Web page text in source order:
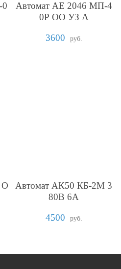
0
Автомат АЕ 2046 МП-4
0Р ОО УЗ А
3600
руб.
О
Автомат АК50 КБ-2М 3
80В 6А
4500
руб.